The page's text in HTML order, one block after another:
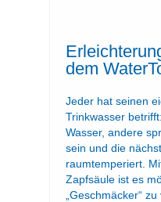
dem
Jeder hat seinen
Trinkwasser
Wasser, andere
sein und die
raumtemperiert.
Zapfsäule ist es
„Geschmäcker“